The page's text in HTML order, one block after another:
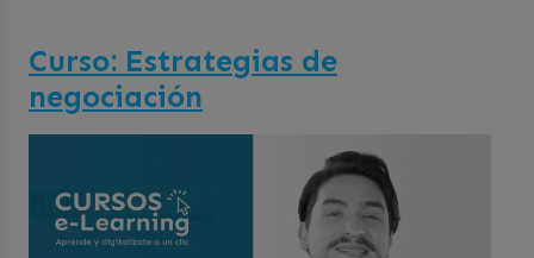
Curso: Estrategias de
negociación